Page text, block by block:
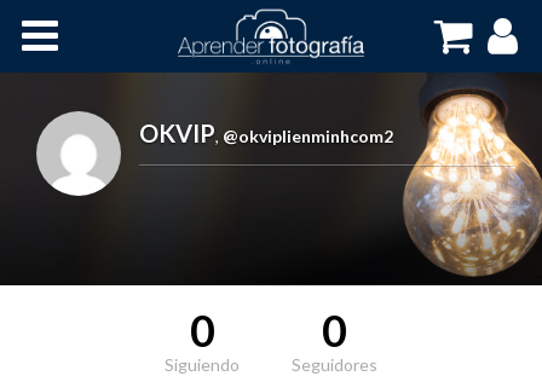
Cursos OnLine
OKVIP, @okviplienminhcom2
0
Siguiendo
0
Seguidores